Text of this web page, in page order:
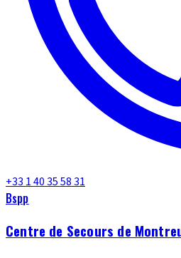
+33 1 40 35 58 31
Bspp
Centre de Secours de